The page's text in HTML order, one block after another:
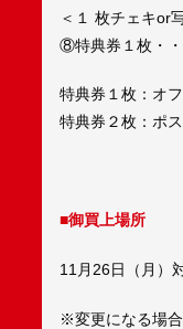
＜１ 枚チェキor
⑧特典券１枚・
特典券１枚：オ
特典券２枚：ポ
■御買上場所
11月26日（月）
※変更になる場